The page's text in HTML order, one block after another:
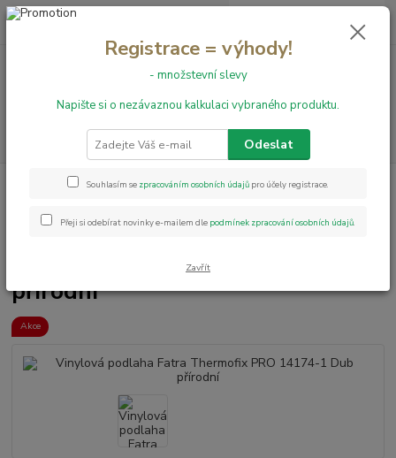
+420 731 199 591 0,00 Kč
Vinylové podlahy LEPENÉ Thermofix PRO
Vinylová
Vinylová podlaha Fatra
Thermofix PRO 14174-1 Dub
přírodní
Akce
Registrace = výhody!
- množstevní slevy
Napište si o nezávaznou kalkulaci vybraného produktu.
Odeslat
Souhlasím se zpracováním osobních údajů pro účely registrace.
Přeji si odebírat novinky e-mailem dle podmínek zpracování osobních údajů.
Zavřít